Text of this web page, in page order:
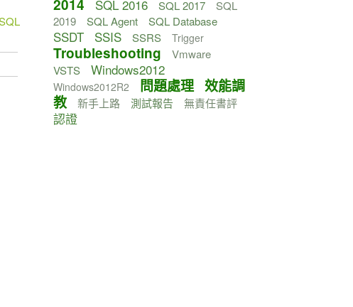
2014
SQL 2016 SQL 2017
SQL
2019
SQL Agent SQL Database
SSDT SSIS SSRS Trigger
Troubleshooting
Vmware
VSTS
Windows2012
Windows2012R2 問題處理 效能調
教
新手上路 測試報告 無責任書評
認證